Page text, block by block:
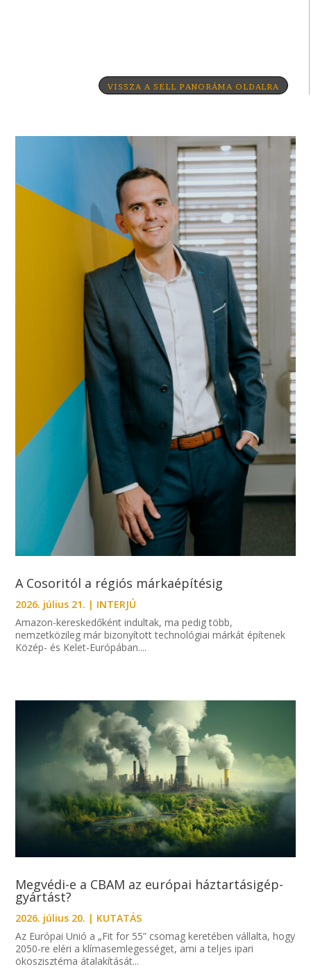
VISSZA A SELL PANORÁMA OLDALRA
A Cosoritól a régiós márkaépítésig
2026. július 21. | INTERJÚ
Amazon-kereskedőként indultak, ma pedig több,
nemzetközileg már bizonyított technológiai márkát építenek
Közép- és Kelet-Európában....
Megvédi-e a CBAM az európai háztartásigép-
gyártást?
2026. július 20. | KUTATÁS
Az Európai Unió a „Fit for 55” csomag keretében vállalta, hogy
2050-re eléri a klímasemlegességet, ami a teljes ipari
ökoszisztéma átalakítását...